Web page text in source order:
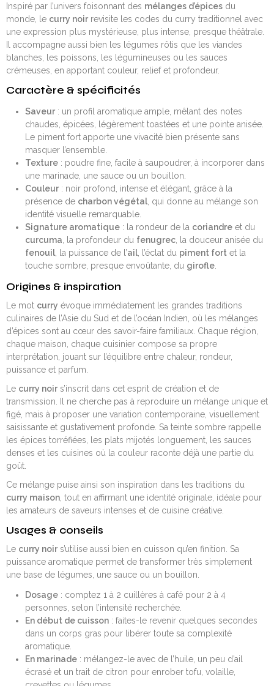
Inspiré par l’univers foisonnant des mélanges d’épices du
monde, le curry noir revisite les codes du curry traditionnel avec
une expression plus mystérieuse, plus intense, presque théâtrale.
Il accompagne aussi bien les légumes rôtis que les viandes
blanches, les poissons, les légumineuses ou les sauces
crémeuses, en apportant couleur, relief et profondeur.
Caractère & spécificités
Saveur: un profil aromatique ample, mêlant des notes
chaudes, épicées, légèrement toastées et une pointe anisée.
Le piment fort apporte une vivacité bien présente sans
masquer l’ensemble.
Texture: poudre fine, facile à saupoudrer, à incorporer dans
une marinade, une sauce ou un bouillon.
Couleur: noir profond, intense et élégant, grâce à la
présence de charbon végétal, qui donne au mélange son
identité visuelle remarquable.
Signature aromatique: la rondeur de la coriandreet du
curcuma , la profondeur du fenugrec, la douceur anisée du
fenouil, la puissance de l’ail, l’éclat du piment fortet la
touche sombre, presque envoûtante, du girofle.
Origines & inspiration
Le mot curry évoque immédiatement les grandes traditions
culinaires de l’Asie du Sud et de l’océan Indien, où les mélanges
d’épices sont au cœur des savoir-faire familiaux. Chaque région,
chaque maison, chaque cuisinier compose sa propre
interprétation, jouant sur l’équilibre entre chaleur, rondeur,
puissance et parfum.
Le curry noir s’inscrit dans cet esprit de création et de
transmission. Il ne cherche pas à reproduire un mélange unique et
figé, mais à proposer une variation contemporaine, visuellement
saisissante et gustativement profonde. Sa teinte sombre rappelle
les épices torréfiées, les plats mijotés longuement, les sauces
denses et les cuisines où la couleur raconte déjà une partie du
goût.
Ce mélange puise ainsi son inspiration dans les traditions du
curry maison , tout en affirmant une identité originale, idéale pour
les amateurs de saveurs intenses et de cuisine créative.
Usages & conseils
Le curry noir s’utilise aussi bien en cuisson qu’en finition. Sa
puissance aromatique permet de transformer très simplement
une base de légumes, une sauce ou un bouillon.
Dosage: comptez 1 à 2 cuillères à café pour 2 à 4
personnes, selon l’intensité recherchée.
En début de cuisson: faites-le revenir quelques secondes
dans un corps gras pour libérer toute sa complexité
aromatique.
En marinade: mélangez-le avec de l’huile, un peu d’ail
écrasé et un trait de citron pour enrober tofu, volaille,